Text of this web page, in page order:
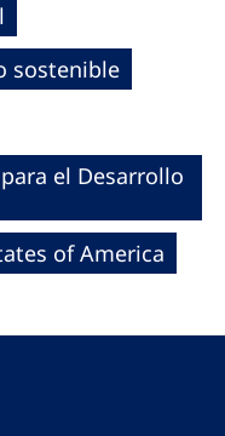
sostenible
el Desarrollo
of America